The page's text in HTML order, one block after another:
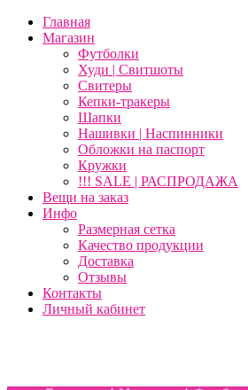
Главная
Магазин
Футболки
Худи | Свитшоты
Свитеры
Кепки-тракеры
Шапки
Нашивки | Наспинники
Обложки на паспорт
Кружки
!!! SALE | РАСПРОДАЖА
Вещи на заказ
Инфо
Размерная сетка
Качество продукции
Доставка
Отзывы
Контакты
Личный кабинет